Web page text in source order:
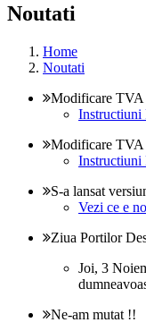
Noutati
Home
Noutati
Modificare TVA
Instructiuni
Modificare TVA
Instructiuni
S-a lansat
Vezi ce e
Ziua Portilor
Joi, 3
Ne-am mutat !!